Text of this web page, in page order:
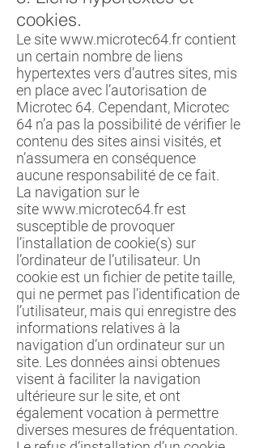
cookies.
Le sitewww.microtec64.frcontient
un certain nombre de liens
hypertextes vers d’autres sites, mis
en place avec l’autorisation de
Microtec 64. Cependant, Microtec
64 n’a pas la possibilité de vérifier le
contenu des sites ainsi visités, et
n’assumera en conséquence
aucune responsabilité de ce fait.
La navigation sur le
sitewww.microtec64.frest
susceptible de provoquer
l’installation de cookie(s) sur
l’ordinateur de l’utilisateur. Un
cookie est un fichier de petite taille,
qui ne permet pas l’identification de
l’utilisateur, mais qui enregistre des
informations relatives à la
navigation d’un ordinateur sur un
site. Les données ainsi obtenues
visent à faciliter la navigation
ultérieure sur le site, et ont
également vocation à permettre
diverses mesures de fréquentation.